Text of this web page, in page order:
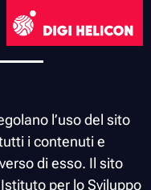
DIGI HELICON
l’uso del sito
i contenuti e
di esso. Il sito
per lo Sviluppo